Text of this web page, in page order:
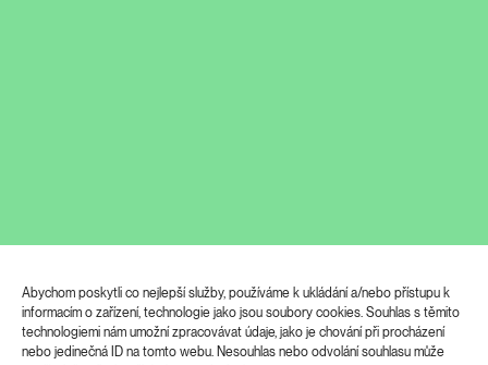
Abychom poskytli co nejlepší služby, používáme k ukládání a/nebo přístupu k
informacím o zařízení, technologie jako jsou soubory cookies. Souhlas s těmito
technologiemi nám umožní zpracovávat údaje, jako je chování při procházení
nebo jedinečná ID na tomto webu. Nesouhlas nebo odvolání souhlasu může